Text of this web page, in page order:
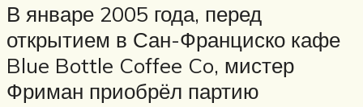
В январе 2005 года, перед
открытием в Сан-Франциско кафе
Blue Bottle Coffee Co, мистер
Фриман приобрёл партию